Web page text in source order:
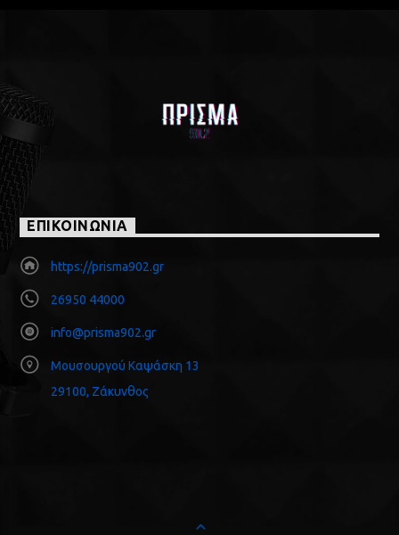
ΕΠΙΚΟΙΝΩΝΙΑ
https://prisma902.gr
26950 44000
info@prisma902.gr
Μουσουργού Καψάσκη 13
29100, Ζάκυνθος